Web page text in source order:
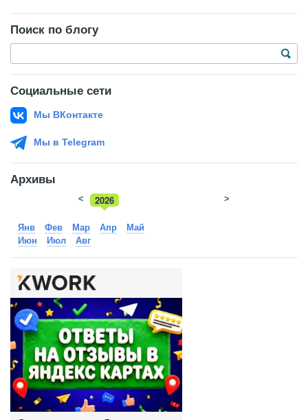
Поиск по блогу
Социальные сети
Мы ВКонтакте
Мы в Telegram
Архивы
2026
2025
< >
Янв Фев Мар Апр
Май
Июн
Июл Авг